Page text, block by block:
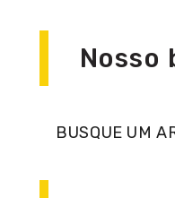
Nosso